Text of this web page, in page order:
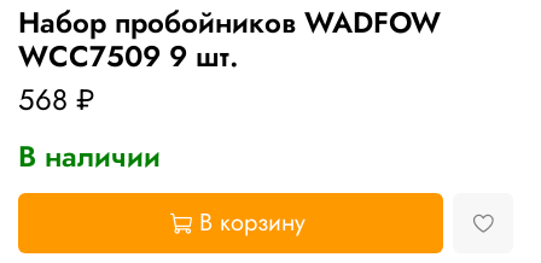
Набор пробойников WADFOW
WCC7509 9 шт.
568 ₽
В наличии
В корзину